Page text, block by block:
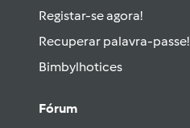
Registar-se agora!
Recuperar palavra-passe!
Bimbylhotices
Fórum